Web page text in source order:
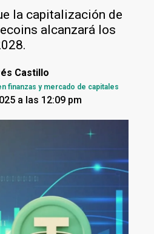
la capitalización de
alcanzará los
Castillo
finanzas y mercado de capitales
a las 12:09 pm